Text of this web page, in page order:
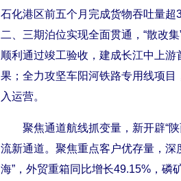
石化港区前五个月完成货物吞吐量超
二、三期泊位实现全面贯通，“散改
顺利通过竣工验收，建成长江中上
果；全力攻坚车阳河铁路专用线项
入运营。
聚焦通道航线抓变量，新开辟“
流新通道。聚焦重点客户优存量，深
海”，外贸重箱同比增长49.15%，磷